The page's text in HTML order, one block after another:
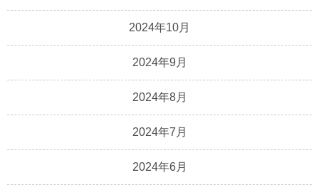
2024年10月
2024年9月
2024年8月
2024年7月
2024年6月